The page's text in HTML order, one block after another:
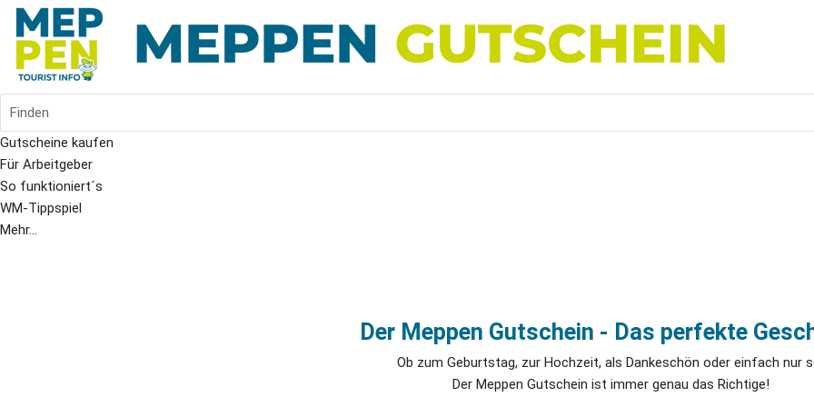
Finden
Gutscheine kaufen
Für Arbeitgeber
So funktioniert´s
WM-Tippspiel
Mehr...
Der Meppen Gutschein - Das perfekte
Ob zum Geburtstag, zur Hochzeit, als Dankeschön oder einfach nur
Der Meppen Gutschein ist immer genau das Richtige!